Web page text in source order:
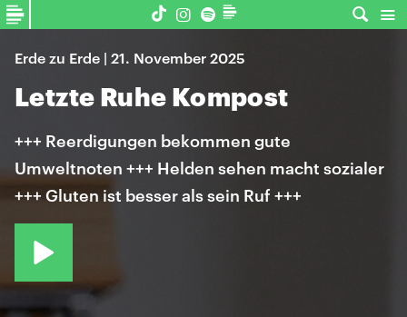
Erde zu Erde | 21. November 2025
Letzte Ruhe Kompost
+++ Reerdigungen bekommen gute
Umweltnoten +++ Helden sehen macht sozialer
+++ Gluten ist besser als sein Ruf +++